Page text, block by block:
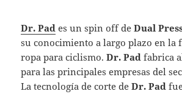
Dr. Pad es un spin off deDual
su conocimiento a largo plazo en la
ropa para ciclismo.Dr. Pad fabrica
para las principales empresas del
La tecnología de corte deDr. Pad